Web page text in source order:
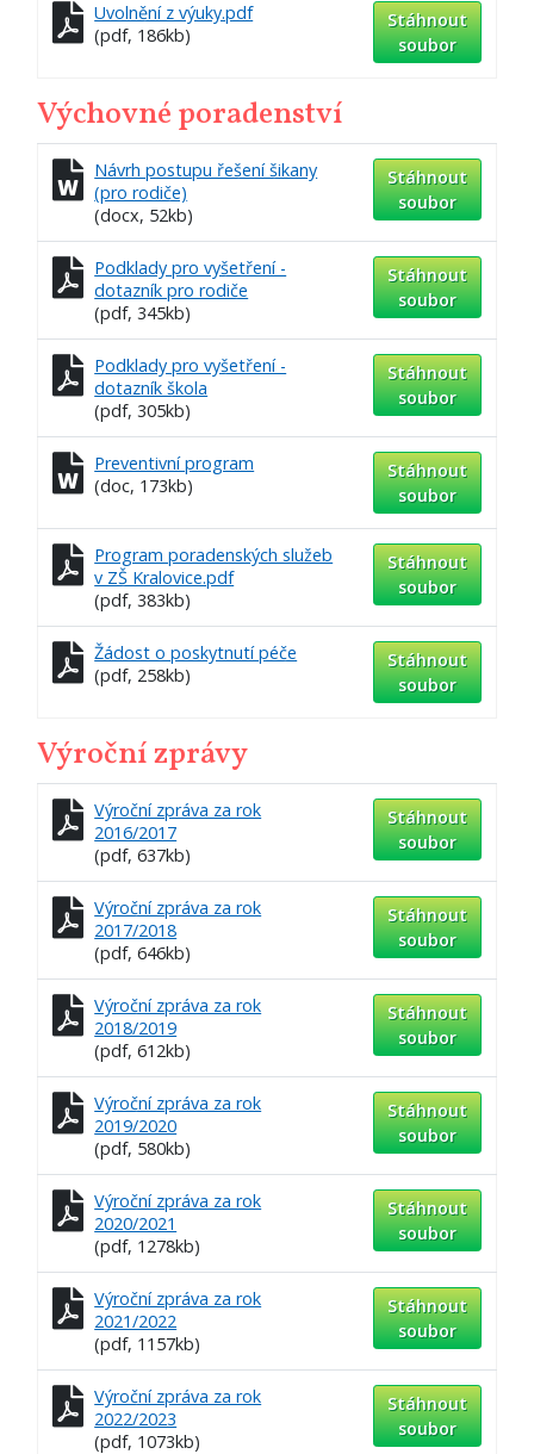
Uvolnění z výuky.pdf
(pdf, 186kb)
Stáhnout
soubor
Výchovné poradenství
Návrh postupu řešení šikany
(pro rodiče)
(docx, 52kb)
Stáhnout
soubor
Podklady pro vyšetření -
dotazník pro rodiče
(pdf, 345kb)
Stáhnout
soubor
Podklady pro vyšetření -
dotazník škola
(pdf, 305kb)
Stáhnout
soubor
Preventivní program
(doc, 173kb)
Stáhnout
soubor
Program poradenských služeb
v ZŠ Kralovice.pdf
(pdf, 383kb)
Stáhnout
soubor
Žádost o poskytnutí péče
(pdf, 258kb)
Stáhnout
soubor
Výroční zprávy
Výroční zpráva za rok
2016/2017
(pdf, 637kb)
Stáhnout
soubor
Výroční zpráva za rok
2017/2018
(pdf, 646kb)
Stáhnout
soubor
Výroční zpráva za rok
2018/2019
(pdf, 612kb)
Stáhnout
soubor
Výroční zpráva za rok
2019/2020
(pdf, 580kb)
Stáhnout
soubor
Výroční zpráva za rok
2020/2021
(pdf, 1278kb)
Stáhnout
soubor
Výroční zpráva za rok
2021/2022
(pdf, 1157kb)
Stáhnout
soubor
Výroční zpráva za rok
2022/2023
(pdf, 1073kb)
Stáhnout
soubor